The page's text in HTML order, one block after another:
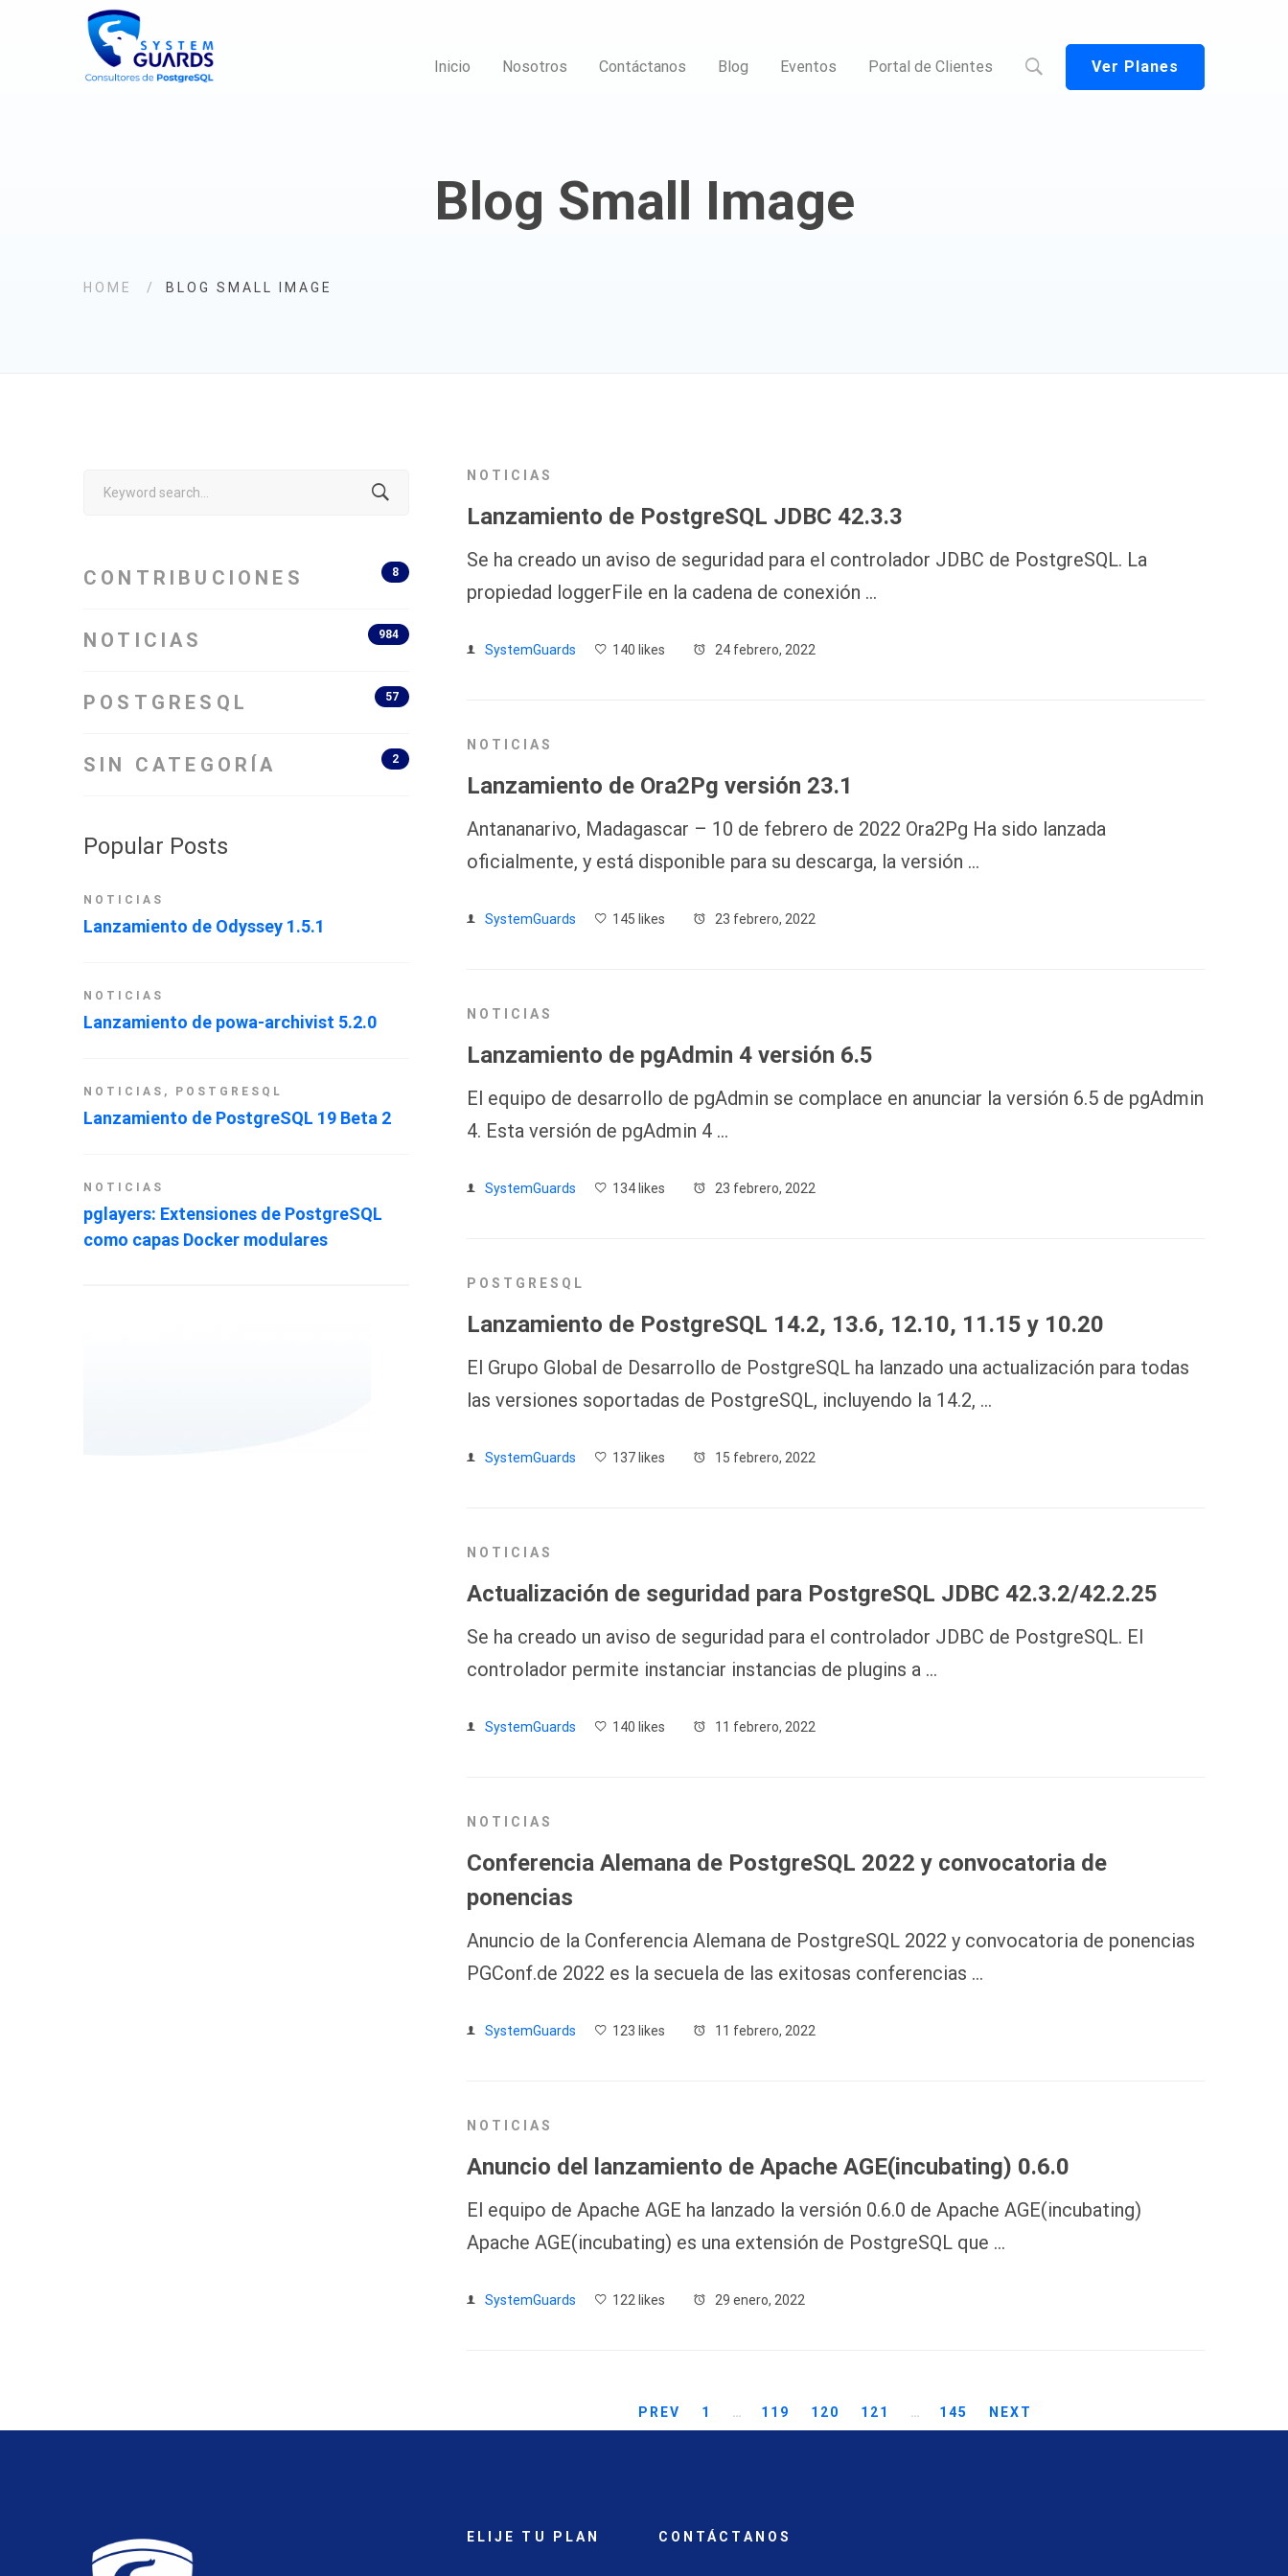
Inicio Nosotros Contáctanos Blog Eventos Portal de Clientes Ver Planes
Blog Small Image
HOME BLOG SMALL IMAGE
Search
CONTRIBUCIONES 8
NOTICIAS 984
POSTGRESQL 57
SIN CATEGORÍA 2
Popular Posts
NOTICIAS
Lanzamiento de Odyssey 1.5.1
NOTICIAS
Lanzamiento de powa-archivist 5.2.0
NOTICIAS , POSTGRESQL
Lanzamiento de PostgreSQL 19 Beta 2
NOTICIAS
pglayers: Extensiones de PostgreSQL
como capas Docker modulares
NOTICIAS
Lanzamiento de PostgreSQL JDBC 42.3.3
Se ha creado un aviso de seguridad para el controlador JDBC de PostgreSQL. La
propiedad loggerFile en la cadena de conexión …
SystemGuards 140 likes 24 febrero, 2022
NOTICIAS
Lanzamiento de Ora2Pg versión 23.1
Antananarivo, Madagascar – 10 de febrero de 2022 Ora2Pg Ha sido lanzada
oficialmente, y está disponible para su descarga, la versión …
SystemGuards 145 likes 23 febrero, 2022
NOTICIAS
Lanzamiento de pgAdmin 4 versión 6.5
El equipo de desarrollo de pgAdmin se complace en anunciar la versión 6.5 de pgAdmin
4. Esta versión de pgAdmin 4 …
SystemGuards 134 likes 23 febrero, 2022
POSTGRESQL
Lanzamiento de PostgreSQL 14.2, 13.6, 12.10, 11.15 y 10.20
El Grupo Global de Desarrollo de PostgreSQL ha lanzado una actualización para todas
las versiones soportadas de PostgreSQL, incluyendo la 14.2, …
SystemGuards 137 likes 15 febrero, 2022
NOTICIAS
Actualización de seguridad para PostgreSQL JDBC 42.3.2/42.2.25
Se ha creado un aviso de seguridad para el controlador JDBC de PostgreSQL. El
controlador permite instanciar instancias de plugins a …
SystemGuards 140 likes 11 febrero, 2022
NOTICIAS
Conferencia Alemana de PostgreSQL 2022 y convocatoria de
ponencias
Anuncio de la Conferencia Alemana de PostgreSQL 2022 y convocatoria de ponencias
PGConf.de 2022 es la secuela de las exitosas conferencias …
SystemGuards 123 likes 11 febrero, 2022
NOTICIAS
Anuncio del lanzamiento de Apache AGE(incubating) 0.6.0
El equipo de Apache AGE ha lanzado la versión 0.6.0 de Apache AGE(incubating)
Apache AGE(incubating) es una extensión de PostgreSQL que …
SystemGuards 122 likes 29 enero, 2022
PREV 1 119 120 121 145 NEXT
ELIJE TU PLAN CONTÁCTANOS